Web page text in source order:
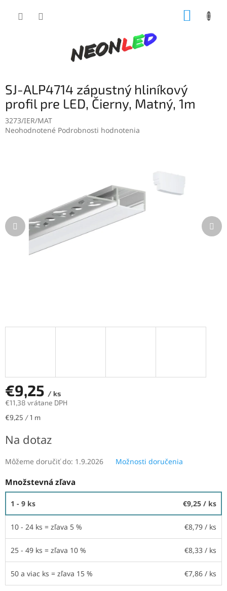
SJ-ALP4714 zápustný hliníkový
profil pre LED, Čierny, Matný, 1m
3273/IER/MAT
Priemerné
Neohodnotené Podrobnosti hodnotenia
€9,25 / ks
€11,38 vrátane DPH
Jednotková
€9,25 / 1 m
Na dotaz
Môžeme doručiť do: 1.9.2026 Možnosti doručenia
Množstevná zľava
1 - 9 ks €9,25 / ks
10 - 24 ks = zľava 5 % €8,79 / ks
25 - 49 ks = zľava 10 % €8,33 / ks
50 a viac ks = zľava 15 % €7,86 / ks